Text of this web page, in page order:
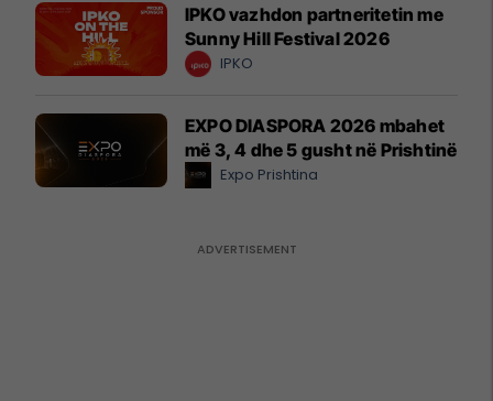
IPKO vazhdon partneritetin me
Sunny Hill Festival 2026
IPKO
EXPO DIASPORA 2026 mbahet
më 3, 4 dhe 5 gusht në Prishtinë
Expo Prishtina